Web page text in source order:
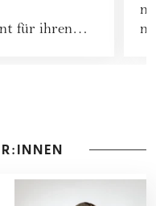
für ihren